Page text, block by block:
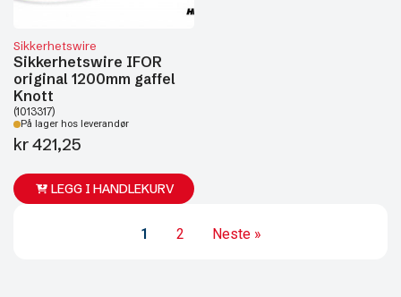
Sikkerhetswire
Sikkerhetswire IFOR
original 1200mm gaffel
Knott
(1013317)
På lager hos leverandør
kr421,25
LEGG I HANDLEKURV
1 2 Neste »